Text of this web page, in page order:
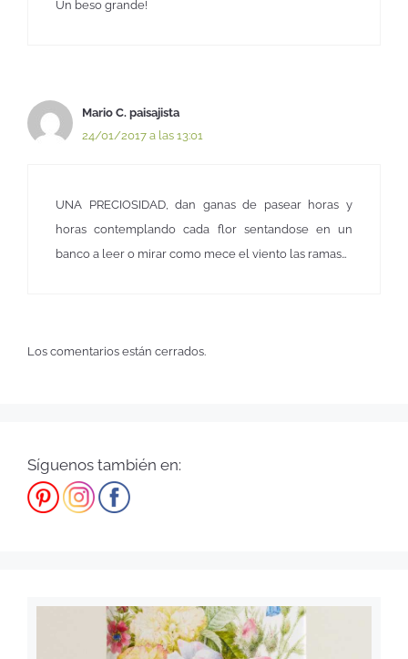
Un beso grande!
Mario C. paisajista
24/01/2017 a las 13:01
UNA PRECIOSIDAD, dan ganas de pasear horas y
horas contemplando cada flor sentandose en un
banco a leer o mirar como mece el viento las ramas…
Los comentarios están cerrados.
Síguenos también en: